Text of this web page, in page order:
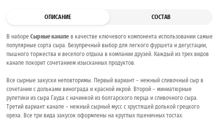
ОПИСАНИЕ СОСТАВ
В наборе Сырные канапе в качестве ключевого компонента использовании самые
популярные сорта сыра. Безупречный выбор для легкого фуршета и дегустации,
пышного торжества и веселого отдыха в компании друзей. Каждый из трех видов
канапе покорит сочетанием изысканных продуктов.
Все сырные закуски неповторимы. Первый вариант – нежный сливочный сыр в
сочетании с дольками винограда и красной икрой. Второй – миниатюрные
рулетики из сыра Гауда с начинкой из болгарского перца и сливочного сыра.
Третий вариант канапе – нежный сырный мусс с хрустящей долькой грецкого
ореха. Все три вида закусок оформлены на круглых пшеничных тостах.